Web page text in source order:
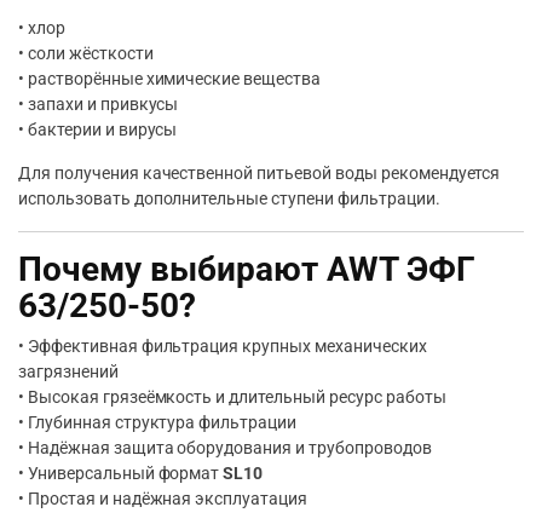
• хлор
• соли жёсткости
• растворённые химические вещества
• запахи и привкусы
• бактерии и вирусы
Для получения качественной питьевой воды рекомендуется
использовать дополнительные ступени фильтрации.
Почему выбирают AWT ЭФГ
63/250-50?
• Эффективная фильтрация крупных механических
загрязнений
• Высокая грязеёмкость и длительный ресурс работы
• Глубинная структура фильтрации
• Надёжная защита оборудования и трубопроводов
• Универсальный форматSL10
• Простая и надёжная эксплуатация